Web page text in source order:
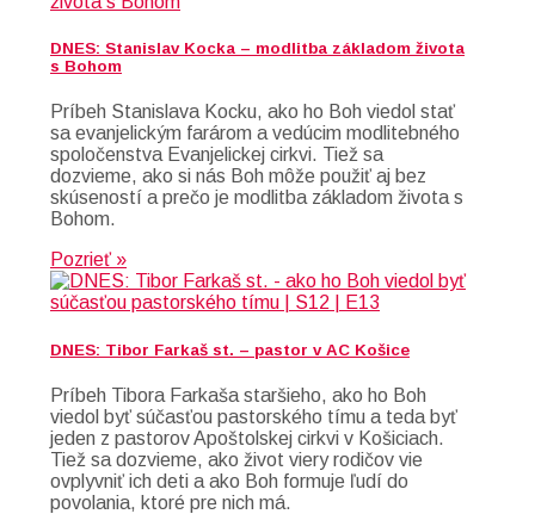
DNES: Stanislav Kocka – modlitba základom života
s Bohom
Príbeh Stanislava Kocku, ako ho Boh viedol stať
sa evanjelickým farárom a vedúcim modlitebného
spoločenstva Evanjelickej cirkvi. Tiež sa
dozvieme, ako si nás Boh môže použiť aj bez
skúseností a prečo je modlitba základom života s
Bohom.
Pozrieť »
DNES: Tibor Farkaš st. – pastor v AC Košice
Príbeh Tibora Farkaša staršieho, ako ho Boh
viedol byť súčasťou pastorského tímu a teda byť
jeden z pastorov Apoštolskej cirkvi v Košiciach.
Tiež sa dozvieme, ako život viery rodičov vie
ovplyvniť ich deti a ako Boh formuje ľudí do
povolania, ktoré pre nich má.